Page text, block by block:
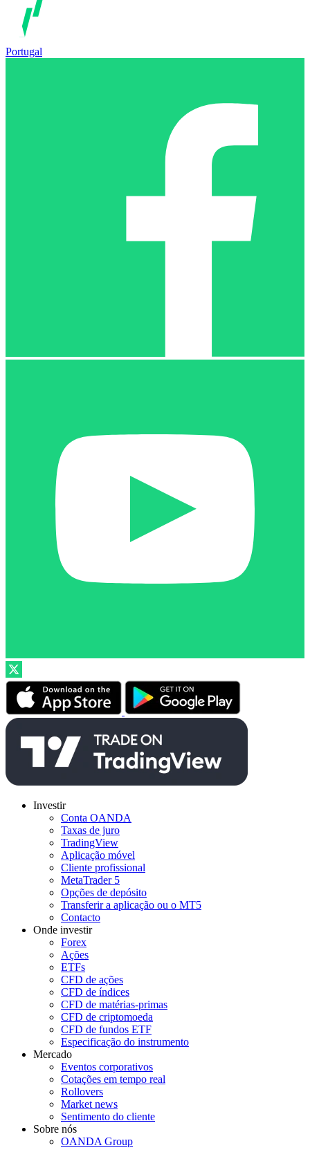
Portugal
Investir
Conta OANDA
Taxas de juro
TradingView
Aplicação móvel
Cliente profissional
MetaTrader 5
Opções de depósito
Transferir a aplicação ou o MT5
Contacto
Onde investir
Forex
Ações
ETFs
CFD de ações
CFD de índices
CFD de matérias-primas
CFD de criptomoeda
CFD de fundos ETF
Especificação do instrumento
Mercado
Eventos corporativos
Cotações em tempo real
Rollovers
Market news
Sentimento do cliente
Sobre nós
OANDA Group